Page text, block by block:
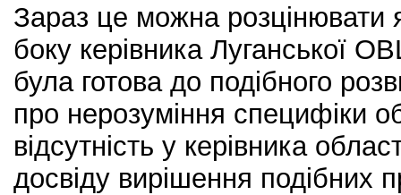
Зараз це можна розцінювати
боку керівника Луганської
була готова до подібного
про нерозуміння специфіки
відсутність у керівника
досвіду вирішення подібних